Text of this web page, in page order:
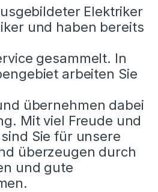
Elektriker
und haben bereits
gesammelt. In
arbeiten Sie
übernehmen dabei
Mit viel Freude und
Sie für unsere
überzeugen durch
und gute